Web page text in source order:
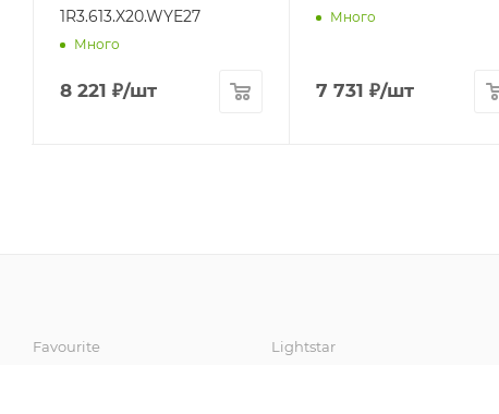
1R3.613.X20.WYE27
Много
8 221 ₽/шт
Много
7 731 ₽/шт
Favourite
Lightstar